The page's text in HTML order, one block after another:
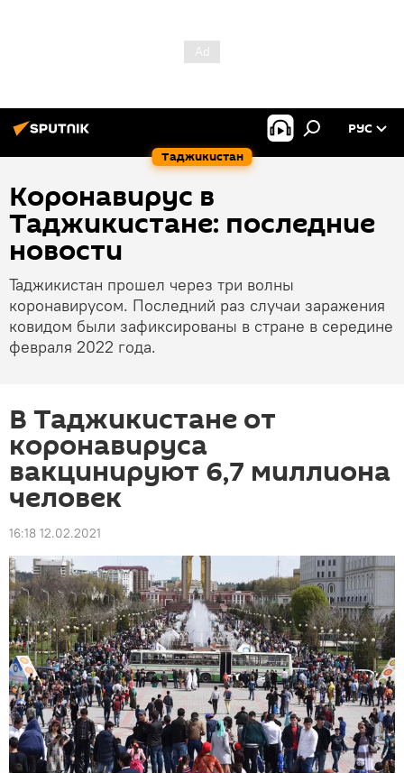
Таджикистан
РУС
Коронавирус в
Таджикистане: последние
новости
Таджикистан прошел через три волны
коронавирусом. Последний раз случаи заражения
ковидом были зафиксированы в стране в середине
февраля 2022 года.
В Таджикистане от
коронавируса
вакцинируют 6,7 миллиона
человек
16:18 12.02.2021